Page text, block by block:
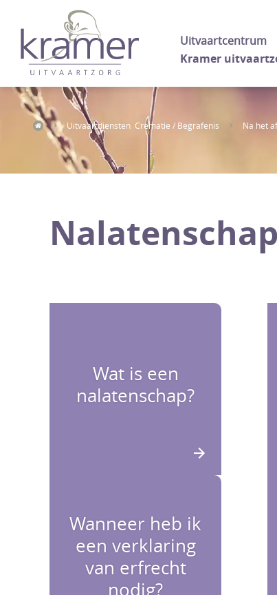
Uitvaartcentrum
Kramer
Uitvaartdiensten Crematie / Begrafenis Na het
Wat is een
nalatenschap?
Wanneer heb ik
een verklaring
van erfrecht
nodig?